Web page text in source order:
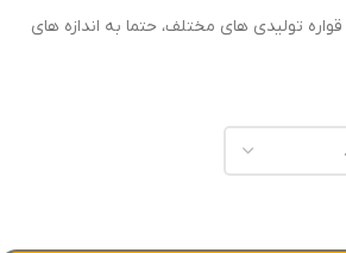
تولیدی های مختلف، حتما به اندازه های